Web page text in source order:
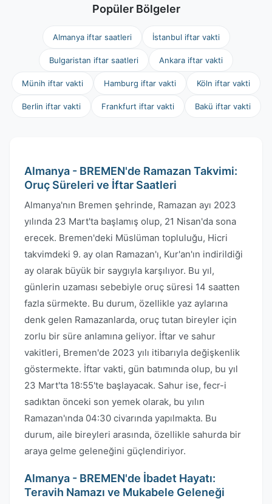
Popüler Bölgeler
Almanya iftar saatleri İstanbul iftar vakti
Bulgaristan iftar saatleri Ankara iftar vakti
Münih iftar vakti Hamburg iftar vakti Köln iftar vakti
Berlin iftar vakti Frankfurt iftar vakti Bakü iftar vakti
Almanya - BREMEN'de Ramazan Takvimi:
Oruç Süreleri ve İftar Saatleri
Almanya'nın Bremen şehrinde, Ramazan ayı 2023
yılında 23 Mart'ta başlamış olup, 21 Nisan'da sona
erecek. Bremen'deki Müslüman topluluğu, Hicri
takvimdeki 9. ay olan Ramazan'ı, Kur'an'ın indirildiği
ay olarak büyük bir saygıyla karşılıyor. Bu yıl,
günlerin uzaması sebebiyle oruç süresi 14 saatten
fazla sürmekte. Bu durum, özellikle yaz aylarına
denk gelen Ramazanlarda, oruç tutan bireyler için
zorlu bir süre anlamına geliyor. İftar ve sahur
vakitleri, Bremen'de 2023 yılı itibarıyla değişkenlik
göstermekte. İftar vakti, gün batımında olup, bu yıl
23 Mart'ta 18:55'te başlayacak. Sahur ise, fecr-i
sadıktan önceki son yemek olarak, bu yılın
Ramazan'ında 04:30 civarında yapılmakta. Bu
durum, aile bireyleri arasında, özellikle sahurda bir
araya gelme geleneğini güçlendiriyor.
Almanya - BREMEN'de İbadet Hayatı:
Teravih Namazı ve Mukabele Geleneği